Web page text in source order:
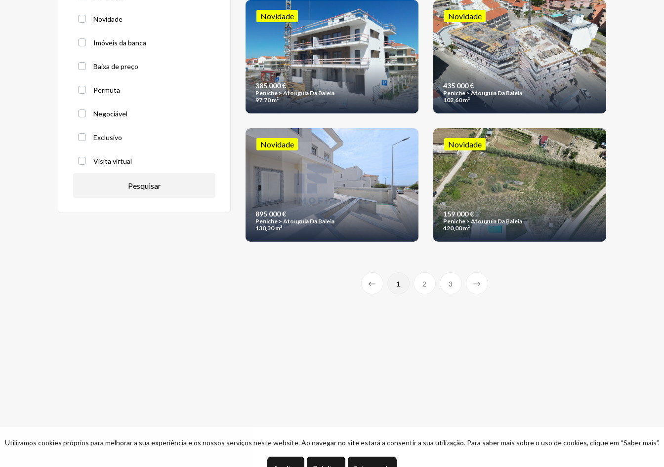
Novidade
Imóveis da banca
Baixa de preço
Permuta
Negociável
Exclusivo
Visita virtual
Pesquisar
Novidade
385 000 €
Peniche > Atouguia Da Baleia
97,70 m²
Novidade
435 000 €
Peniche > Atouguia Da Baleia
102,60 m²
Novidade
895 000 €
Peniche > Atouguia Da Baleia
130,30 m²
Novidade
159 000 €
Peniche > Atouguia Da Baleia
420,00 m²
1 2 3
Utilizamos cookies próprios para melhorar a sua experiência e os nossos serviços neste website. Ao navegar no site estará a consentir a sua utilização. Para saber mais sobre o uso de cookies, clique em “Saber mais”.